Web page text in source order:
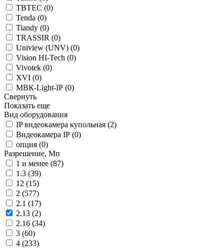
TBTEC (0)
Tenda (0)
Tiandy (0)
TRASSIR (0)
Uniview (UNV) (0)
Vision HI-Tech (0)
Vivotek (0)
XVI (0)
МВК-Light-IP (0)
Свернуть
Показать еще
Вид оборудования
IP видеокамера купольная (2)
Видеокамера IP (0)
опция (0)
Разрешение, Мп
1 и менее (87)
1.3 (39)
12 (15)
2 (577)
2.1 (17)
2.13 (2)
2.16 (34)
3 (60)
4 (233)